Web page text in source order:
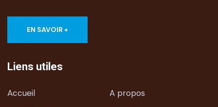
EN SAVOIR +
Liens utiles
Accueil
A propos